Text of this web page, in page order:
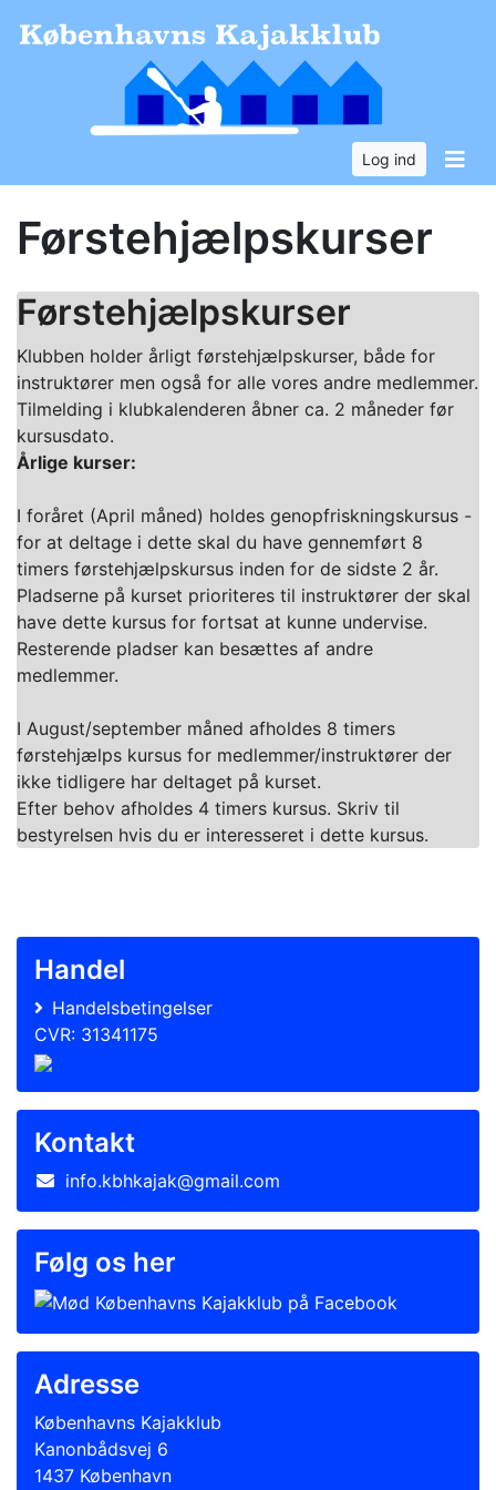
Log ind
Førstehjælpskurser
Førstehjælpskurser
Klubben holder årligt førstehjælpskurser, både for
instruktører men også for alle vores andre medlemmer.
Tilmelding i klubkalenderen åbner ca. 2 måneder før
kursusdato.
Årlige kurser:
I foråret (April måned) holdes genopfriskningskursus -
for at deltage i dette skal du have gennemført 8
timers førstehjælpskursus inden for de sidste 2 år.
Pladserne på kurset prioriteres til instruktører der skal
have dette kursus for fortsat at kunne undervise.
Resterende pladser kan besættes af andre
medlemmer.
I August/september måned afholdes 8 timers
førstehjælps kursus for medlemmer/instruktører der
ikke tidligere har deltaget på kurset.
Efter behov afholdes 4 timers kursus. Skriv til
bestyrelsen hvis du er interesseret i dette kursus.
Handel
Handelsbetingelser
CVR: 31341175
Kontakt
info.kbhkajak@gmail.com
Følg os her
Adresse
Københavns Kajakklub
Kanonbådsvej 6
1437 København